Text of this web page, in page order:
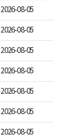
2026-08-05
2026-08-05
2026-08-05
2026-08-05
2026-08-05
2026-08-05
2026-08-05